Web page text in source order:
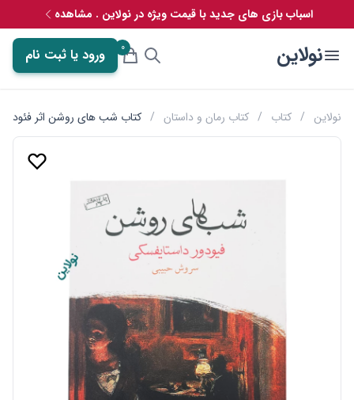
اسباب بازی های جدید با قیمت ویژه در نولاین . مشاهده
نولاین 0 ورود یا ثبت نام
نولاین / کتاب / کتاب رمان و داستان / کتاب شب های روشن اثر فئودور